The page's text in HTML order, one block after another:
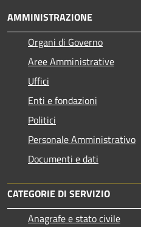
AMMINISTRAZIONE
Organi di Governo
Aree Amministrative
Uffici
Enti e fondazioni
Politici
Personale Amministrativo
Documenti e dati
CATEGORIE DI SERVIZIO
Anagrafe e stato civile